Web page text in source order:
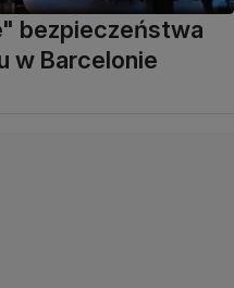
bezpieczeństwa
w Barcelonie